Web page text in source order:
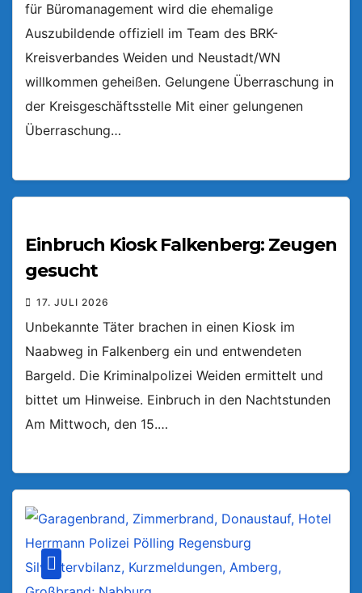
für Büromanagement wird die ehemalige
Auszubildende offiziell im Team des BRK-
Kreisverbandes Weiden und Neustadt/WN
willkommen geheißen. Gelungene Überraschung in
der Kreisgeschäftsstelle Mit einer gelungenen
Überraschung…
Einbruch Kiosk Falkenberg: Zeugen
gesucht
17. JULI 2026
Unbekannte Täter brachen in einen Kiosk im
Naabweg in Falkenberg ein und entwendeten
Bargeld. Die Kriminalpolizei Weiden ermittelt und
bittet um Hinweise. Einbruch in den Nachtstunden
Am Mittwoch, den 15.…